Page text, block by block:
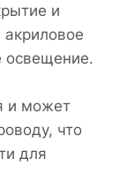
и
освещение.
и может
что
для